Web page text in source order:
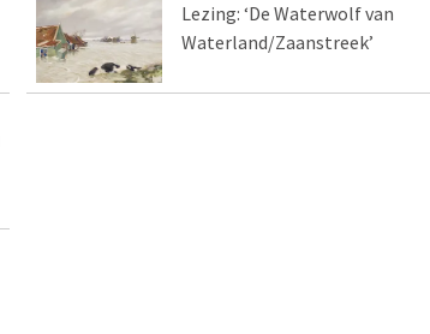
Lezing: ‘De Waterwolf van
Waterland/Zaanstreek’